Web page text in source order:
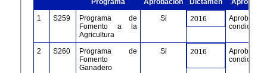
Programa
Aprobación
Dictamen
1
S259
Programa de
Fomento a la
Agricultura
Si 2016
Aprobación
2 S260
Programa de
Fomento
Ganadero
Si 2016
Aprobación